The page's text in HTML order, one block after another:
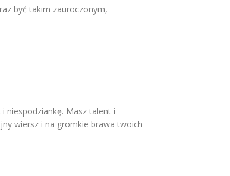
być takim zauroczonym,
niespodziankę. Masz talent i
wiersz i na gromkie brawa twoich